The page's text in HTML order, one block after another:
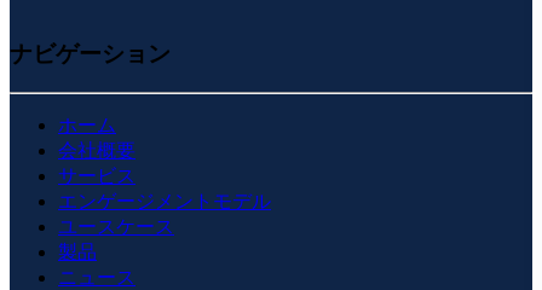
ナビゲーション
ホーム
会社概要
サービス
エンゲージメントモデル
ユースケース
製品
ニュース